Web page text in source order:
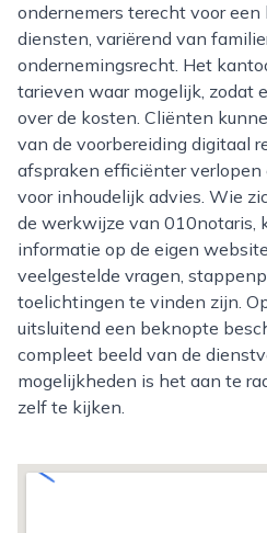
ondernemers terecht voor
diensten, variërend van
ondernemingsrecht. Het
tarieven waar mogelijk, zodat
over de kosten. Cliënten
van de voorbereiding digitaal
afspraken efficiënter
voor inhoudelijk advies. Wie
de werkwijze van 010notaris,
informatie op de eigen
veelgestelde vragen,
toelichtingen te vinden zijn.
uitsluitend een beknopte
compleet beeld van de
mogelijkheden is het aan te
zelf te kijken.